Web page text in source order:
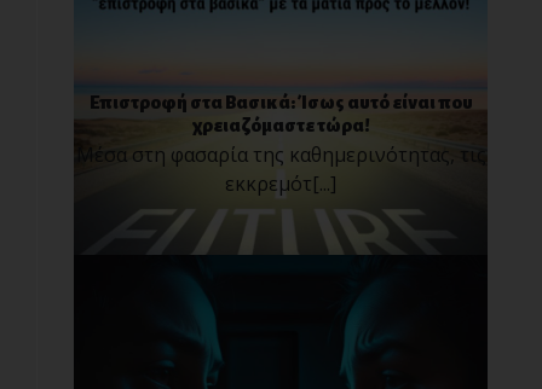
Επιστροφή στα Βασικά: Ίσως αυτό είναι που
χρειαζόμαστε τώρα!
Μέσα στη φασαρία της καθημερινότητας, τις
εκκρεμότ[...]